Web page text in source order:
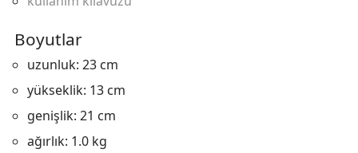
Boyutlar
uzunluk: 23 cm
yükseklik: 13 cm
genişlik: 21 cm
ağırlık: 1.0 kg